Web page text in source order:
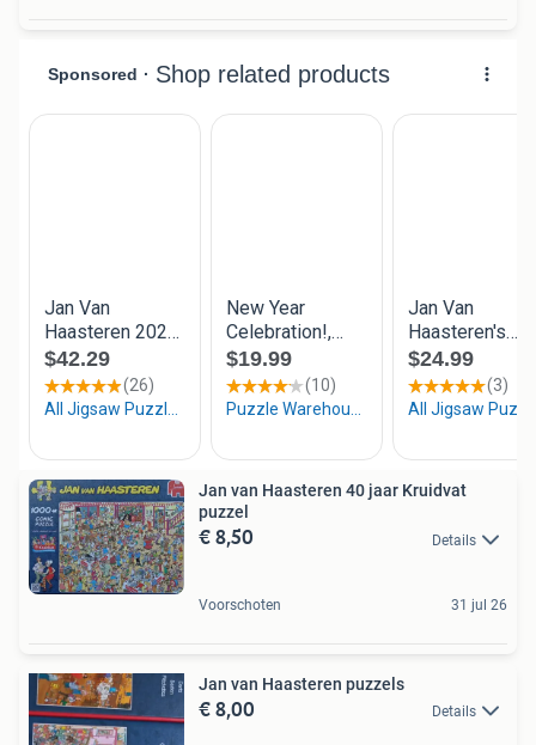
Jan van Haasteren 40 jaar Kruidvat
puzzel
€ 8,50 Details
Voorschoten 31 jul 26
Jan van Haasteren puzzels
€ 8,00 Details